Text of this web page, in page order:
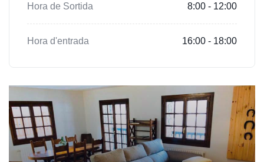
Hora de Sortida 8:00 - 12:00
Hora d'entrada 16:00 - 18:00